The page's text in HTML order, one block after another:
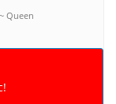
Queen